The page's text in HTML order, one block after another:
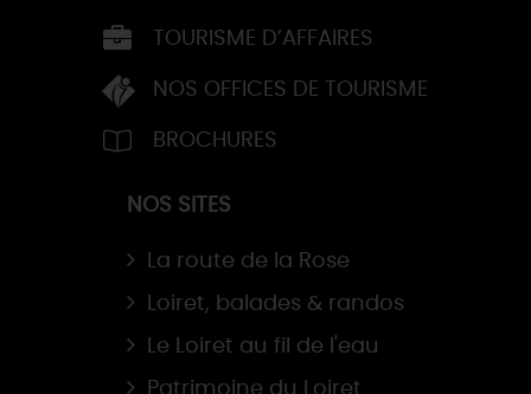
TOURISME D’AFFAIRES
NOS OFFICES DE TOURISME
BROCHURES
NOS SITES
La route de la Rose
Loiret, balades & randos
Le Loiret au fil de l'eau
Patrimoine du Loiret